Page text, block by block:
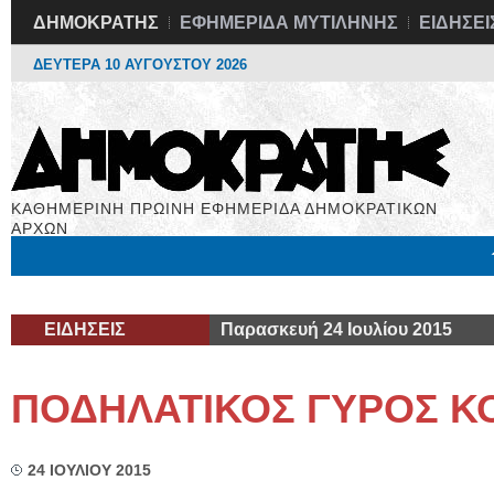
ΔΗΜΟΚΡΑΤΗΣ ΕΦΗΜΕΡΙΔΑ ΜΥΤΙΛΗΝΗΣ
ΔΕΥΤΕΡΑ 10 ΑΥΓΟΥΣΤΟΥ 2026
ΚΑΘΗΜΕΡΙΝΗ ΠΡΩΙΝΗ ΕΦΗΜΕΡΙΔΑ ΔΗΜΟΚΡΑΤΙΚΩΝ
ΑΡΧΩΝ
ΕΙΔΗΣΕΙΣ Παρασκευή 24 Ιουλίου 2015
ΠΟΔΗΛΑΤΙΚΟΣ ΓΥΡΟΣ
24 ΙΟΥΛΙΟΥ 2015